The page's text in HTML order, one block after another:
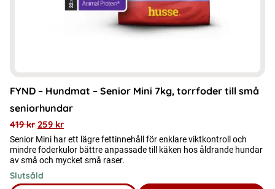
FYND – Hundmat – Senior Mini 7kg, torrfoder till små
seniorhundar
419kr 259 kr
Senior Mini har ett lägre fettinnehåll för enklare viktkontroll och
mindre foderkulor bättre anpassade till käken hos åldrande hundar
av små och mycket små raser.
Slutsåld